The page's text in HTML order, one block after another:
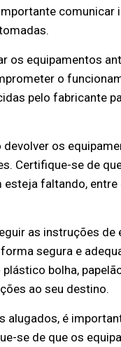
os equipamentos
o
pelo fabricante
os
Certifique-se de
esteja faltando,
as instruções
segura e
bolha,
ao seu destino.
alugados, é
se de que os